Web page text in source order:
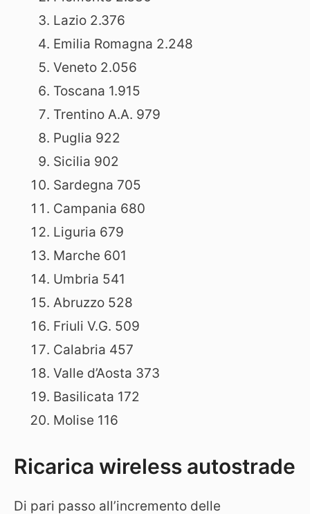
Lazio 2.376
Emilia Romagna 2.248
Veneto 2.056
Toscana 1.915
Trentino A.A. 979
Puglia 922
Sicilia 902
Sardegna 705
Campania 680
Liguria 679
Marche 601
Umbria 541
Abruzzo 528
Friuli V.G. 509
Calabria 457
Valle d’Aosta 373
Basilicata 172
Molise 116
Ricarica wireless autostrade
Di pari passo all’incremento delle